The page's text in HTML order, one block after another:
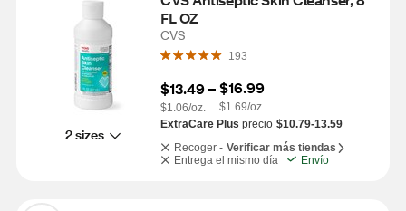
2 sizes
FL OZ
CVS
193
$13.49 –
$1.06/oz.
$16.99
$1.69/oz.
ExtraCare Plus precio $10.79-13.59
Recoger - Verificar más tiendas
Entrega el mismo día
Envío